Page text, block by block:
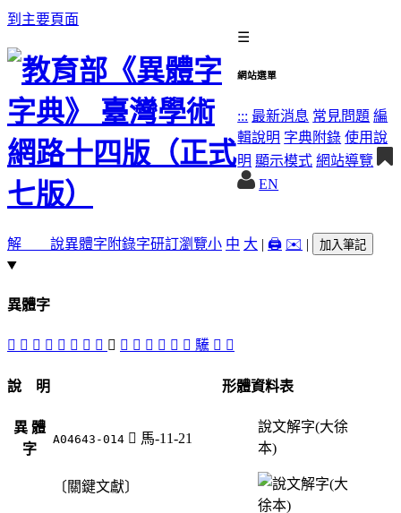
到主要頁面
☰
網站選單
::: 最新消息 常見問題 編
輯說明 字典附錄 使用說
明 顯示模式 網站導覽
EN
解 說異體字 附錄字研訂瀏覽小 中 大 | 🖨️ ✉️ | 加入筆記
異體字
󶰺 𦫀 䠮 駦 󶰵 󶰻 𩥱 󶰳 󶰷 󶰹 󶰶 𩦜 󶰸 󶰼 󶰴 驣 𩧖 𩧔
說 明
異 體
字
A04643-014 󶰷 馬-11-21
〔關鍵文獻〕
形體資料表
說文解字(大徐
本)